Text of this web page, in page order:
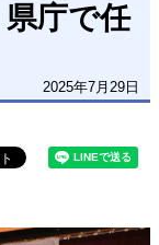
県庁で任
2025年7月29日